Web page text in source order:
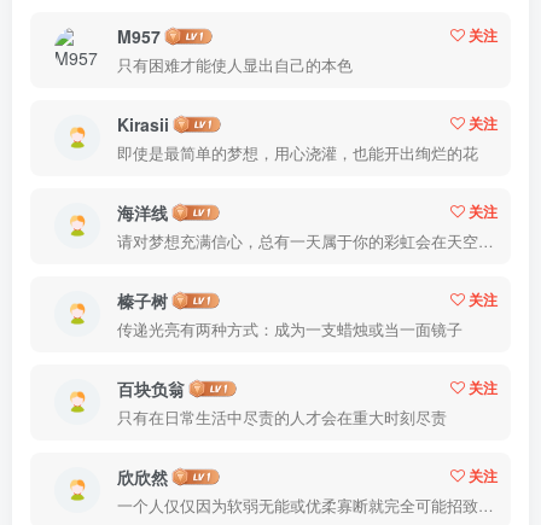
M957
关注
只有困难才能使人显出自己的本色
Kirasii
关注
即使是最简单的梦想，用心浇灌，也能开出绚烂的花
海洋线
关注
请对梦想充满信心，总有一天属于你的彩虹会在天空微笑
榛子树
关注
传递光亮有两种方式：成为一支蜡烛或当一面镜子
百块负翁
关注
只有在日常生活中尽责的人才会在重大时刻尽责
欣欣然
关注
一个人仅仅因为软弱无能或优柔寡断就完全可能招致痛苦